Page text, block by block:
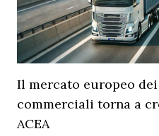
Il mercato europeo
commerciali torna a
ACEA